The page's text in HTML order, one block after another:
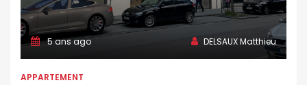
5 ans ago DELSAUX Matthieu
APPARTEMENT